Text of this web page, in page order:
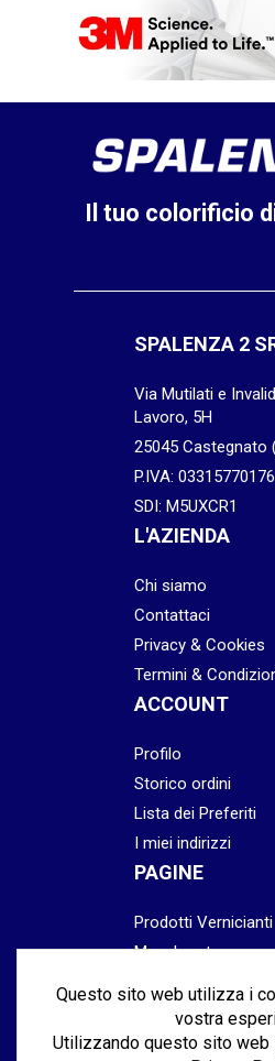
Il tuo colorificio
SPALENZA 2
Via Mutilati e
Lavoro, 5H
25045 Castegnato
P.IVA: 03315770176
SDI: M5UXCR1
L'AZIENDA
Chi siamo
Contattaci
Privacy & Cookies
Termini &
ACCOUNT
Profilo
Storico ordini
Lista dei Preferiti
I miei indirizzi
PAGINE
Prodotti Vernicianti
Mascheratura
Abrasivi
Lucidatura &
Questo sito web utilizza i
vostra
Utilizzando questo sito web